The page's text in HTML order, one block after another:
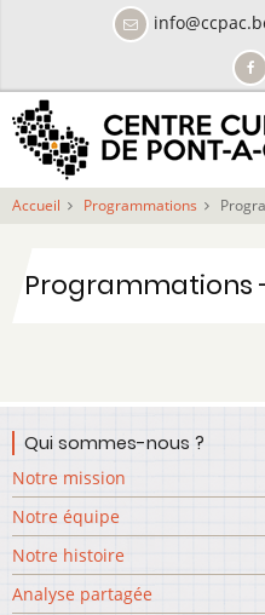
principal
Accueil Programmations
Programmations
Qui sommes-nous ?
Notre mission
Notre équipe
Notre histoire
Analyse partagée